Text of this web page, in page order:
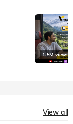
1.5M views
View all